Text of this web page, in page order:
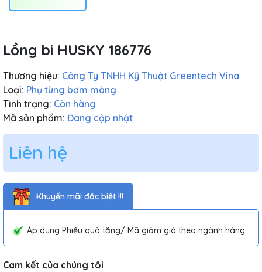
Lồng bi HUSKY 186776
Thương hiệu: Công Ty TNHH Kỹ Thuật Greentech Vina
Loại: Phụ tùng bơm màng
Tình trạng: Còn hàng
Mã sản phẩm: Đang cập nhật
Liên hệ
Khuyến mãi đặc biệt !!!
Áp dụng Phiếu quà tặng/ Mã giảm giá theo ngành hàng.
Cam kết của chúng tôi